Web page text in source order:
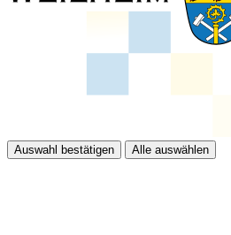
Auswahl bestätigen Alle auswählen